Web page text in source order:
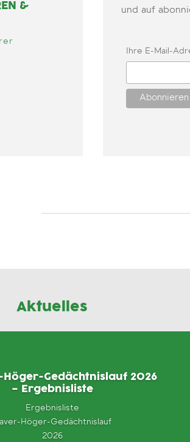
&
und auf
Ihre E-Mail-
Aktuelles
Höger-Gedächtnislauf 2026
– Ergebnisliste
Ergebnisliste
Höger-Gedächtnislauf
2026